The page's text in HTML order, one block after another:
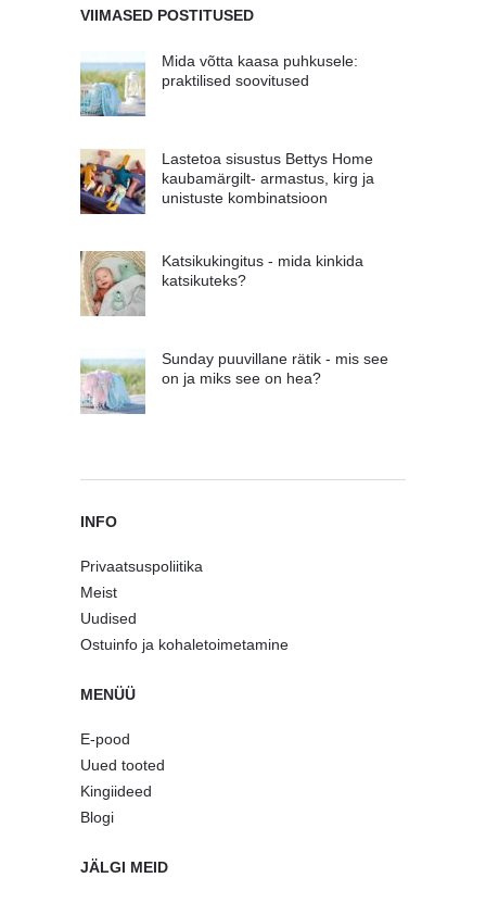
VIIMASED POSTITUSED
Mida võtta kaasa puhkusele:
praktilised soovitused
Lastetoa sisustus Bettys Home
kaubamärgilt- armastus, kirg ja
unistuste kombinatsioon
Katsikukingitus - mida kinkida
katsikuteks?
Sunday puuvillane rätik - mis see
on ja miks see on hea?
INFO
Privaatsuspoliitika
Meist
Uudised
Ostuinfo ja kohaletoimetamine
MENÜÜ
E-pood
Uued tooted
Kingiideed
Blogi
JÄLGI MEID